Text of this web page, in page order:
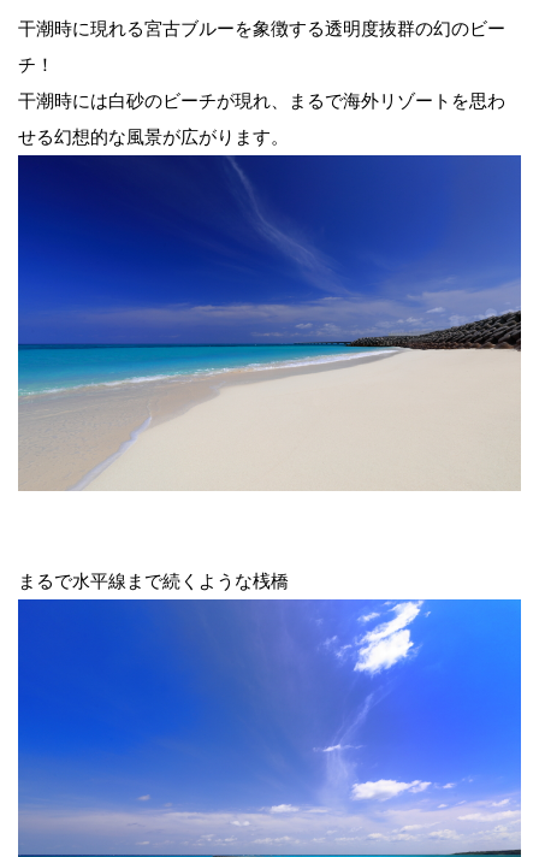
干潮時に現れる宮古ブルーを象徴する透明度抜群の幻のビー
チ！
干潮時には白砂のビーチが現れ、まるで海外リゾートを思わ
せる幻想的な風景が広がります。
まるで水平線まで続くような桟橋